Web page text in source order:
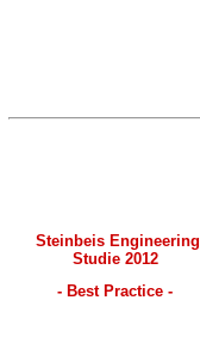
Steinbeis Engineering
Studie 2012
- Best Practice -